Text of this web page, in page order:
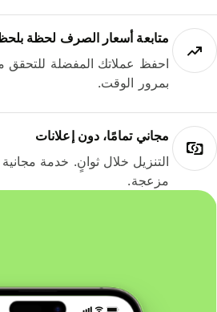
متابعة أسعار الصرف لحظة بلحظة
احفظ عملاتك المفضلة للتحقق
بمرور الوقت.
مجاني تمامًا، دون إعلانات
التنزيل خلال ثوانٍ. خدمة مجانية
مزعجة.